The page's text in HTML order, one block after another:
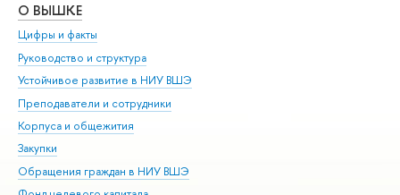
О ВЫШКЕ
Цифры и факты
Руководство и структура
Устойчивое развитие в НИУ ВШЭ
Преподаватели и сотрудники
Корпуса и общежития
Закупки
Обращения граждан в НИУ ВШЭ